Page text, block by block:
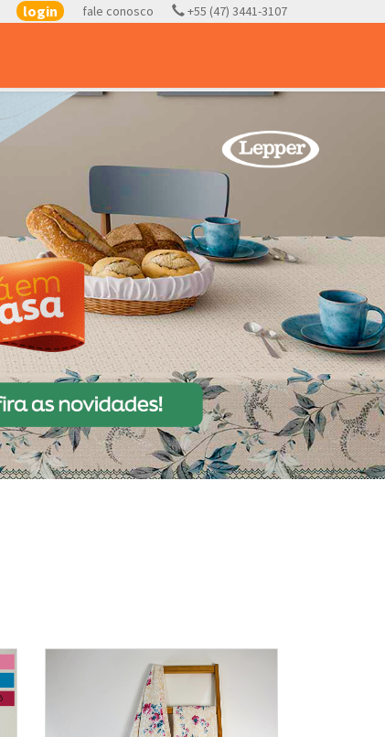
login fale conosco +55 (47) 3441-3107